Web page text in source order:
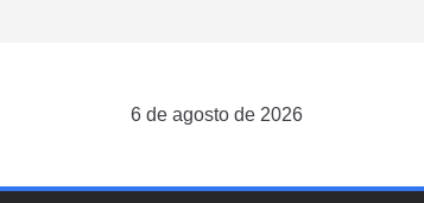
6 de agosto de 2026